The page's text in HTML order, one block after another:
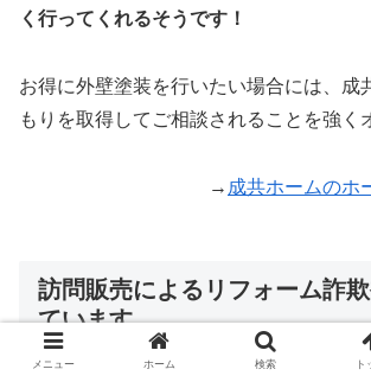
く行ってくれるそうです！
お得に外壁塗装を行いたい場合には、成
もりを取得してご相談されることを強く
→ 成共ホームのホ
訪問販売によるリフォーム詐
ています
メニュー ホーム 検索 ト